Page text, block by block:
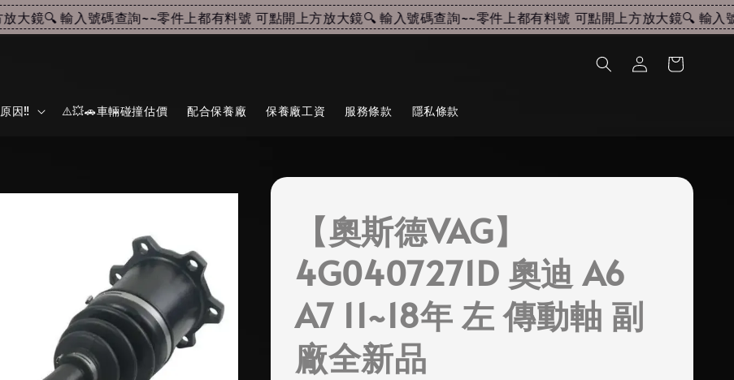
鏡🔍 輸入號碼查詢~~零件上都有料號 可點開上方放大鏡🔍 輸入號碼查詢~~零件上都有料號 可點開上方放大鏡🔍 輸入號
因‼️ ⚠️💥🚗車輛碰撞估價 配合保養廠 保養廠工資 服務條款 隱私條款
【奧斯德VAG】
4G0407271D 奧迪 A6
A7 11~18年 左 傳動軸 副
廠全新品